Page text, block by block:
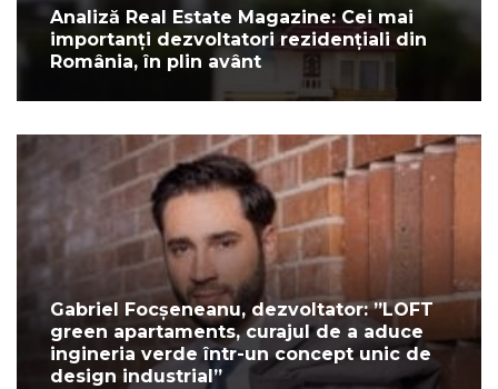
Analiză Real Estate Magazine: Cei mai
importanți dezvoltatori rezidențiali din
România, în plin avânt
Gabriel Focșeneanu, dezvoltator: ”LOFT
green apartaments, curajul de a aduce
ingineria verde într-un concept unic de
design industrial”